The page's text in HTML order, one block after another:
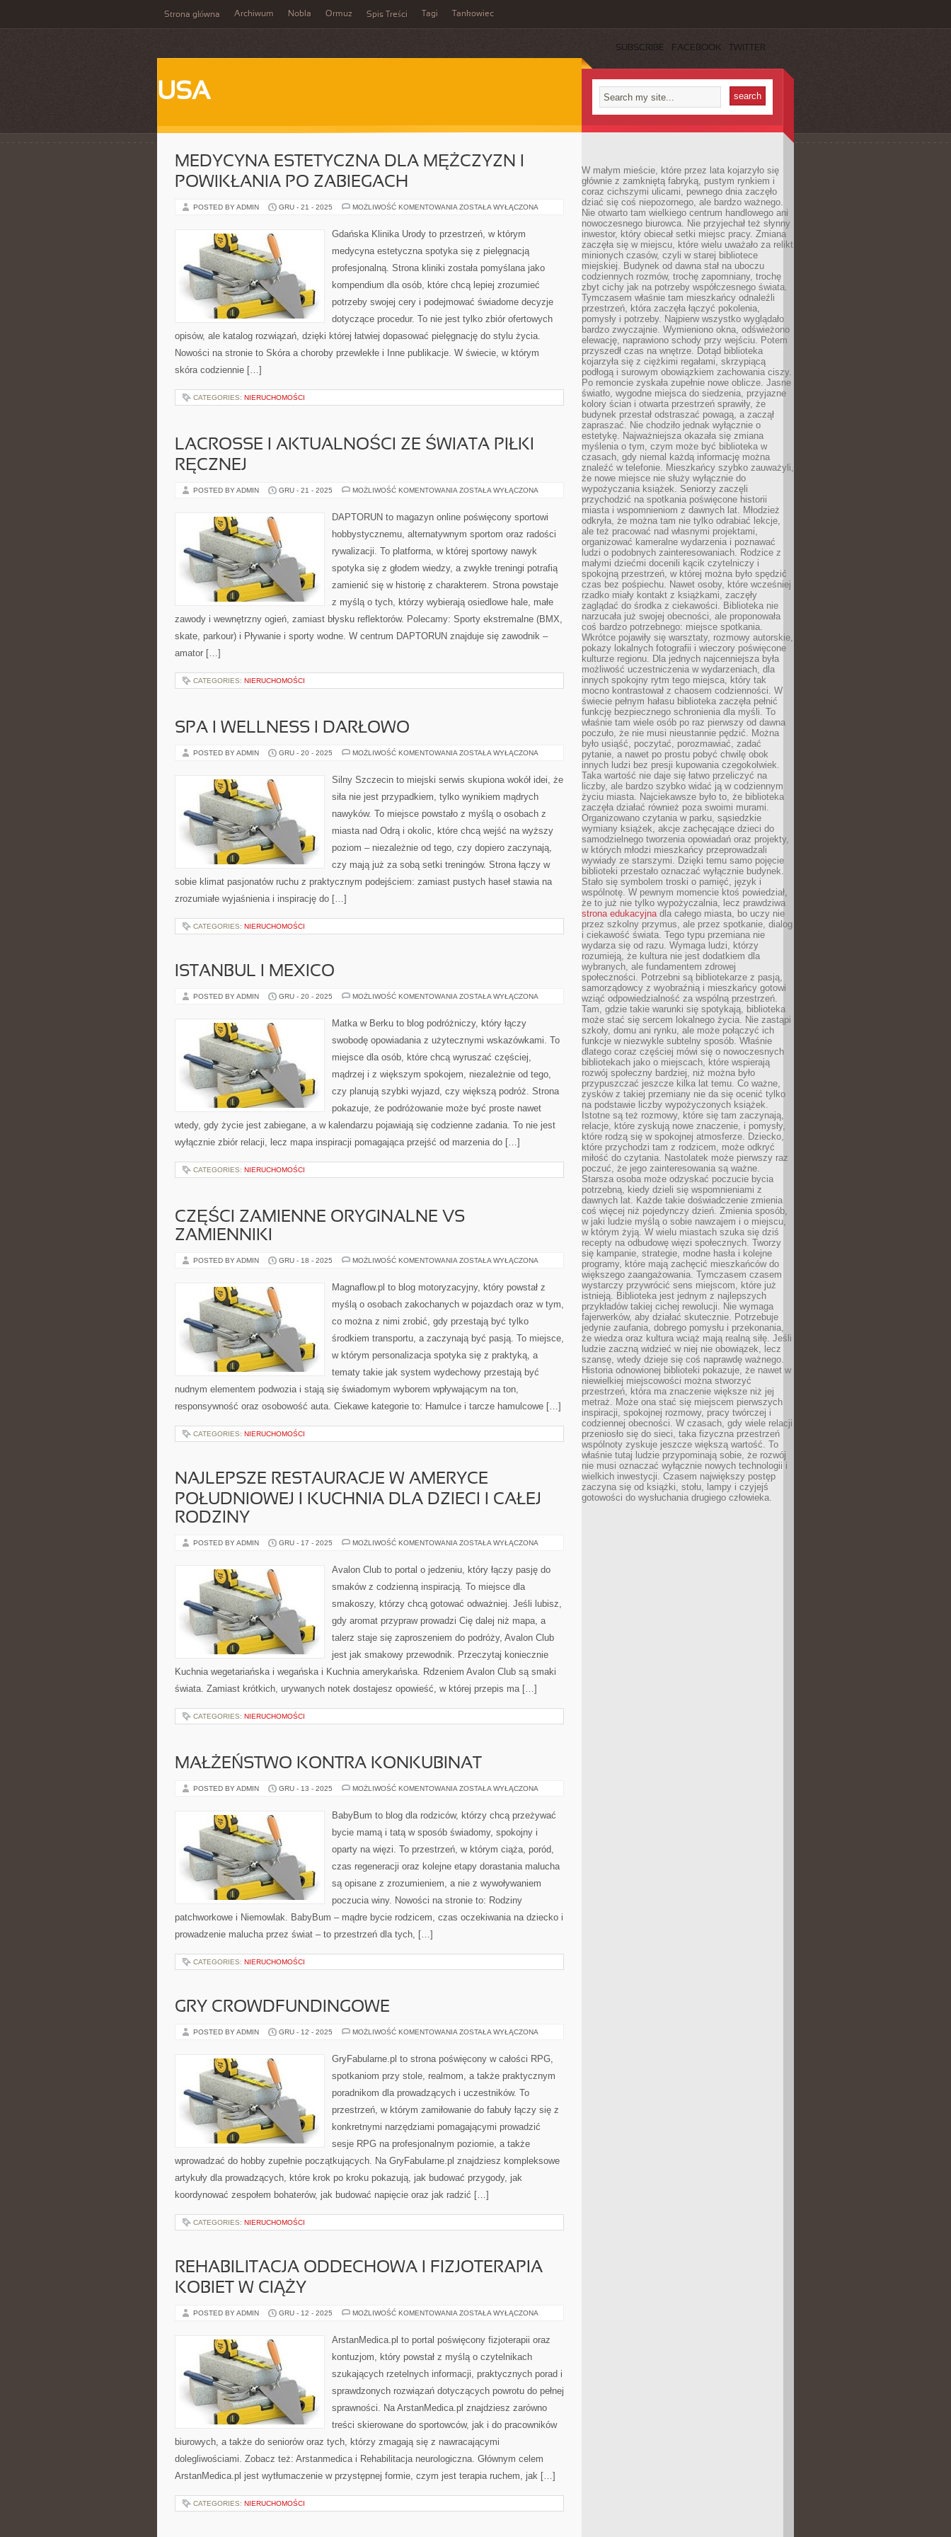
Strona główna Archiwum Nobla Ormuz Spis Treści Tagi Tankowiec
SUBSCRIBE FACEBOOK TWITTER
USA
MEDYCYNA ESTETYCZNA DLA MĘŻCZYZN I
POWIKŁANIA PO ZABIEGACH
POSTED BY ADMIN GRU - 21 - 2025 MOŻLIWOŚĆ KOMENTOWANIA MEDYCYNA
MĘŻCZYZN
I
PO
ZOSTAŁA WYŁĄCZONA
Gdańska Klinika Urody to przestrzeń, w którym
medycyna estetyczna spotyka się z pielęgnacją
profesjonalną. Strona kliniki została pomyślana jako
kompendium dla osób, które chcą lepiej zrozumieć
potrzeby swojej cery i podejmować świadome decyzje
dotyczące procedur. To nie jest tylko zbiór ofertowych
opisów, ale katalog rozwiązań, dzięki której łatwiej dopasować pielęgnację do stylu życia.
Nowości na stronie to Skóra a choroby przewlekłe i Inne publikacje. W świecie, w którym
skóra codziennie […]
CATEGORIES: NIERUCHOMOŚCI
LACROSSE I AKTUALNOŚCI ZE ŚWIATA PIŁKI
RĘCZNEJ
POSTED BY ADMIN GRU - 21 - 2025 MOŻLIWOŚĆ KOMENTOWANIA LACROSSE
ŚWIATA
RĘCZNEJ
ZOSTAŁA WYŁĄCZONA
DAPTORUN to magazyn online poświęcony sportowi
hobbystycznemu, alternatywnym sportom oraz radości
rywalizacji. To platforma, w której sportowy nawyk
spotyka się z głodem wiedzy, a zwykłe treningi potrafią
zamienić się w historię z charakterem. Strona powstaje
z myślą o tych, którzy wybierają osiedlowe hale, małe
zawody i wewnętrzny ogień, zamiast błysku reflektorów. Polecamy: Sporty ekstremalne (BMX,
skate, parkour) i Pływanie i sporty wodne. W centrum DAPTORUN znajduje się zawodnik –
amator […]
CATEGORIES: NIERUCHOMOŚCI
SPA I WELLNESS I DARŁOWO
POSTED BY ADMIN GRU - 20 - 2025 MOŻLIWOŚĆ KOMENTOWANIA SPA
I
DARŁOWO
ZOSTAŁA WYŁĄCZONA
Silny Szczecin to miejski serwis skupiona wokół idei, że
siła nie jest przypadkiem, tylko wynikiem mądrych
nawyków. To miejsce powstało z myślą o osobach z
miasta nad Odrą i okolic, które chcą wejść na wyższy
poziom – niezależnie od tego, czy dopiero zaczynają,
czy mają już za sobą setki treningów. Strona łączy w
sobie klimat pasjonatów ruchu z praktycznym podejściem: zamiast pustych haseł stawia na
zrozumiałe wyjaśnienia i inspirację do […]
CATEGORIES: NIERUCHOMOŚCI
ISTANBUL I MEXICO
POSTED BY ADMIN GRU - 20 - 2025 MOŻLIWOŚĆ KOMENTOWANIA ISTANBUL
ZOSTAŁA WYŁĄCZONA
Matka w Berku to blog podróżniczy, który łączy
swobodę opowiadania z użytecznymi wskazówkami. To
miejsce dla osób, które chcą wyruszać częściej,
mądrzej i z większym spokojem, niezależnie od tego,
czy planują szybki wyjazd, czy większą podróż. Strona
pokazuje, że podróżowanie może być proste nawet
wtedy, gdy życie jest zabiegane, a w kalendarzu pojawiają się codzienne zadania. To nie jest
wyłącznie zbiór relacji, lecz mapa inspiracji pomagająca przejść od marzenia do […]
CATEGORIES: NIERUCHOMOŚCI
CZĘŚCI ZAMIENNE ORYGINALNE VS
ZAMIENNIKI
POSTED BY ADMIN GRU - 18 - 2025 MOŻLIWOŚĆ KOMENTOWANIA CZĘŚCI
VS
ZAMIENNIKI
ZOSTAŁA WYŁĄCZONA
Magnaflow.pl to blog motoryzacyjny, który powstał z
myślą o osobach zakochanych w pojazdach oraz w tym,
co można z nimi zrobić, gdy przestają być tylko
środkiem transportu, a zaczynają być pasją. To miejsce,
w którym personalizacja spotyka się z praktyką, a
tematy takie jak system wydechowy przestają być
nudnym elementem podwozia i stają się świadomym wyborem wpływającym na ton,
responsywność oraz osobowość auta. Ciekawe kategorie to: Hamulce i tarcze hamulcowe […]
CATEGORIES: NIERUCHOMOŚCI
NAJLEPSZE RESTAURACJE W AMERYCE
POŁUDNIOWEJ I KUCHNIA DLA DZIECI I CAŁEJ
RODZINY
POSTED BY ADMIN GRU - 17 - 2025 MOŻLIWOŚĆ KOMENTOWANIA NAJLEPSZE
AMERYCE
POŁUDNIOWEJ
KUCHNIA
DZIECI
CAŁEJ
RODZINY
ZOSTAŁA WYŁĄCZONA
Avalon Club to portal o jedzeniu, który łączy pasję do
smaków z codzienną inspiracją. To miejsce dla
smakoszy, którzy chcą gotować odważniej. Jeśli lubisz,
gdy aromat przypraw prowadzi Cię dalej niż mapa, a
talerz staje się zaproszeniem do podróży, Avalon Club
jest jak smakowy przewodnik. Przeczytaj koniecznie
Kuchnia wegetariańska i wegańska i Kuchnia amerykańska. Rdzeniem Avalon Club są smaki
świata. Zamiast krótkich, urywanych notek dostajesz opowieść, w której przepis ma […]
CATEGORIES: NIERUCHOMOŚCI
MAŁŻEŃSTWO KONTRA KONKUBINAT
POSTED BY ADMIN GRU - 13 - 2025 MOŻLIWOŚĆ KOMENTOWANIA MAŁŻEŃSTWO
ZOSTAŁA WYŁĄCZONA
BabyBum to blog dla rodziców, którzy chcą przeżywać
bycie mamą i tatą w sposób świadomy, spokojny i
oparty na więzi. To przestrzeń, w którym ciąża, poród,
czas regeneracji oraz kolejne etapy dorastania malucha
są opisane z zrozumieniem, a nie z wywoływaniem
poczucia winy. Nowości na stronie to: Rodziny
patchworkowe i Niemowlak. BabyBum – mądre bycie rodzicem, czas oczekiwania na dziecko i
prowadzenie malucha przez świat – to przestrzeń dla tych, […]
CATEGORIES: NIERUCHOMOŚCI
GRY CROWDFUNDINGOWE
POSTED BY ADMIN GRU - 12 - 2025 MOŻLIWOŚĆ KOMENTOWANIA GRY
ZOSTAŁA WYŁĄCZONA
GryFabularne.pl to strona poświęcony w całości RPG,
spotkaniom przy stole, realmom, a także praktycznym
poradnikom dla prowadzących i uczestników. To
przestrzeń, w którym zamiłowanie do fabuły łączy się z
konkretnymi narzędziami pomagającymi prowadzić
sesje RPG na profesjonalnym poziomie, a także
wprowadzać do hobby zupełnie początkujących. Na GryFabularne.pl znajdziesz kompleksowe
artykuły dla prowadzących, które krok po kroku pokazują, jak budować przygody, jak
koordynować zespołem bohaterów, jak budować napięcie oraz jak radzić […]
CATEGORIES: NIERUCHOMOŚCI
REHABILITACJA ODDECHOWA I FIZJOTERAPIA
KOBIET W CIĄŻY
POSTED BY ADMIN GRU - 12 - 2025 MOŻLIWOŚĆ KOMENTOWANIA REHABILITACJA
FIZJOTERAPIA
KOBIET
CIĄŻY
ZOSTAŁA WYŁĄCZONA
ArstanMedica.pl to portal poświęcony fizjoterapii oraz
kontuzjom, który powstał z myślą o czytelnikach
szukających rzetelnych informacji, praktycznych porad i
sprawdzonych rozwiązań dotyczących powrotu do pełnej
sprawności. Na ArstanMedica.pl znajdziesz zarówno
treści skierowane do sportowców, jak i do pracowników
biurowych, a także do seniorów oraz tych, którzy zmagają się z nawracającymi
dolegliwościami. Zobacz też: Arstanmedica i Rehabilitacja neurologiczna. Głównym celem
ArstanMedica.pl jest wytłumaczenie w przystępnej formie, czym jest terapia ruchem, jak […]
CATEGORIES: NIERUCHOMOŚCI
W małym mieście, które przez lata kojarzyło się
głównie z zamkniętą fabryką, pustym rynkiem i
coraz cichszymi ulicami, pewnego dnia zaczęło
dziać się coś niepozornego, ale bardzo ważnego.
Nie otwarto tam wielkiego centrum handlowego ani
nowoczesnego biurowca. Nie przyjechał też słynny
inwestor, który obiecał setki miejsc pracy. Zmiana
zaczęła się w miejscu, które wielu uważało za relikt
minionych czasów, czyli w starej bibliotece
miejskiej. Budynek od dawna stał na uboczu
codziennych rozmów, trochę zapomniany, trochę
zbyt cichy jak na potrzeby współczesnego świata.
Tymczasem właśnie tam mieszkańcy odnaleźli
przestrzeń, która zaczęła łączyć pokolenia,
pomysły i potrzeby. Najpierw wszystko wyglądało
bardzo zwyczajnie. Wymieniono okna, odświeżono
elewację, naprawiono schody przy wejściu. Potem
przyszedł czas na wnętrze. Dotąd biblioteka
kojarzyła się z ciężkimi regałami, skrzypiącą
podłogą i surowym obowiązkiem zachowania ciszy.
Po remoncie zyskała zupełnie nowe oblicze. Jasne
światło, wygodne miejsca do siedzenia, przyjazne
kolory ścian i otwarta przestrzeń sprawiły, że
budynek przestał odstraszać powagą, a zaczął
zapraszać. Nie chodziło jednak wyłącznie o
estetykę. Najważniejsza okazała się zmiana
myślenia o tym, czym może być biblioteka w
czasach, gdy niemal każdą informację można
znaleźć w telefonie. Mieszkańcy szybko zauważyli,
że nowe miejsce nie służy wyłącznie do
wypożyczania książek. Seniorzy zaczęli
przychodzić na spotkania poświęcone historii
miasta i wspomnieniom z dawnych lat. Młodzież
odkryła, że można tam nie tylko odrabiać lekcje,
ale też pracować nad własnymi projektami,
organizować kameralne wydarzenia i poznawać
ludzi o podobnych zainteresowaniach. Rodzice z
małymi dziećmi docenili kącik czytelniczy i
spokojną przestrzeń, w której można było spędzić
czas bez pośpiechu. Nawet osoby, które wcześniej
rzadko miały kontakt z książkami, zaczęły
zaglądać do środka z ciekawości. Biblioteka nie
narzucała już swojej obecności, ale proponowała
coś bardzo potrzebnego: miejsce spotkania.
Wkrótce pojawiły się warsztaty, rozmowy autorskie,
pokazy lokalnych fotografii i wieczory poświęcone
kulturze regionu. Dla jednych najcenniejsza była
możliwość uczestniczenia w wydarzeniach, dla
innych spokojny rytm tego miejsca, który tak
mocno kontrastował z chaosem codzienności. W
świecie pełnym hałasu biblioteka zaczęła pełnić
funkcję bezpiecznego schronienia dla myśli. To
właśnie tam wiele osób po raz pierwszy od dawna
poczuło, że nie musi nieustannie pędzić. Można
było usiąść, poczytać, porozmawiać, zadać
pytanie, a nawet po prostu pobyć chwilę obok
innych ludzi bez presji kupowania czegokolwiek.
Taka wartość nie daje się łatwo przeliczyć na
liczby, ale bardzo szybko widać ją w codziennym
życiu miasta. Najciekawsze było to, że biblioteka
zaczęła działać również poza swoimi murami.
Organizowano czytania w parku, sąsiedzkie
wymiany książek, akcje zachęcające dzieci do
samodzielnego tworzenia opowiadań oraz projekty,
w których młodzi mieszkańcy przeprowadzali
wywiady ze starszymi. Dzięki temu samo pojęcie
biblioteki przestało oznaczać wyłącznie budynek.
Stało się symbolem troski o pamięć, język i
wspólnotę. W pewnym momencie ktoś powiedział,
że to już nie tylko wypożyczalnia, lecz prawdziwa
strona edukacyjnadla całego miasta, bo uczy nie
przez szkolny przymus, ale przez spotkanie, dialog
i ciekawość świata. Tego typu przemiana nie
wydarza się od razu. Wymaga ludzi, którzy
rozumieją, że kultura nie jest dodatkiem dla
wybranych, ale fundamentem zdrowej
społeczności. Potrzebni są bibliotekarze z pasją,
samorządowcy z wyobraźnią i mieszkańcy gotowi
wziąć odpowiedzialność za wspólną przestrzeń.
Tam, gdzie takie warunki się spotykają, biblioteka
może stać się sercem lokalnego życia. Nie zastąpi
szkoły, domu ani rynku, ale może połączyć ich
funkcje w niezwykle subtelny sposób. Właśnie
dlatego coraz częściej mówi się o nowoczesnych
bibliotekach jako o miejscach, które wspierają
rozwój społeczny bardziej, niż można było
przypuszczać jeszcze kilka lat temu. Co ważne,
zysków z takiej przemiany nie da się ocenić tylko
na podstawie liczby wypożyczonych książek.
Istotne są też rozmowy, które się tam zaczynają,
relacje, które zyskują nowe znaczenie, i pomysły,
które rodzą się w spokojnej atmosferze. Dziecko,
które przychodzi tam z rodzicem, może odkryć
miłość do czytania. Nastolatek może pierwszy raz
poczuć, że jego zainteresowania są ważne.
Starsza osoba może odzyskać poczucie bycia
potrzebną, kiedy dzieli się wspomnieniami z
dawnych lat. Każde takie doświadczenie zmienia
coś więcej niż pojedynczy dzień. Zmienia sposób,
w jaki ludzie myślą o sobie nawzajem i o miejscu,
w którym żyją. W wielu miastach szuka się dziś
recepty na odbudowę więzi społecznych. Tworzy
się kampanie, strategie, modne hasła i kolejne
programy, które mają zachęcić mieszkańców do
większego zaangażowania. Tymczasem czasem
wystarczy przywrócić sens miejscom, które już
istnieją. Biblioteka jest jednym z najlepszych
przykładów takiej cichej rewolucji. Nie wymaga
fajerwerków, aby działać skutecznie. Potrzebuje
jedynie zaufania, dobrego pomysłu i przekonania,
że wiedza oraz kultura wciąż mają realną siłę. Jeśli
ludzie zaczną widzieć w niej nie obowiązek, lecz
szansę, wtedy dzieje się coś naprawdę ważnego.
Historia odnowionej biblioteki pokazuje, że nawet w
niewielkiej miejscowości można stworzyć
przestrzeń, która ma znaczenie większe niż jej
metraż. Może ona stać się miejscem pierwszych
inspiracji, spokojnej rozmowy, pracy twórczej i
codziennej obecności. W czasach, gdy wiele relacji
przeniosło się do sieci, taka fizyczna przestrzeń
wspólnoty zyskuje jeszcze większą wartość. To
właśnie tutaj ludzie przypominają sobie, że rozwój
nie musi oznaczać wyłącznie nowych technologii i
wielkich inwestycji. Czasem największy postęp
zaczyna się od książki, stołu, lampy i czyjejś
gotowości do wysłuchania drugiego człowieka.